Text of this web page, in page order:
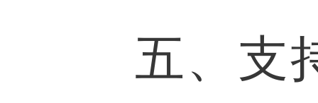
五、支持